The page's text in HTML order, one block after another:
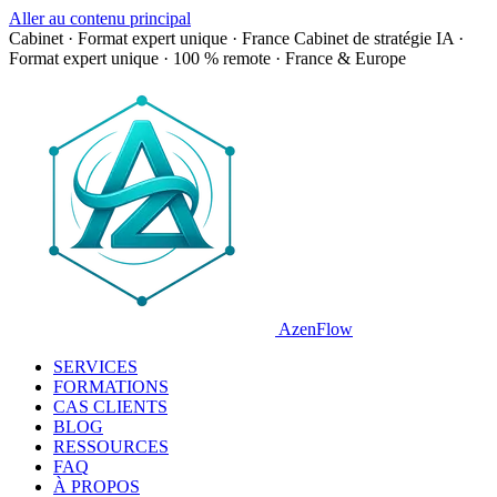
Aller au contenu principal
Cabinet · Format expert unique · France Cabinet de stratégie IA ·
Format expert unique · 100 % remote · France & Europe
AzenFlow
SERVICES
FORMATIONS
CAS CLIENTS
BLOG
RESSOURCES
FAQ
À PROPOS